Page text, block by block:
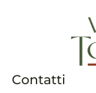
Contatti